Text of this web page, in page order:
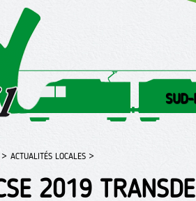
> ACTUALITÉS LOCALES >
2019